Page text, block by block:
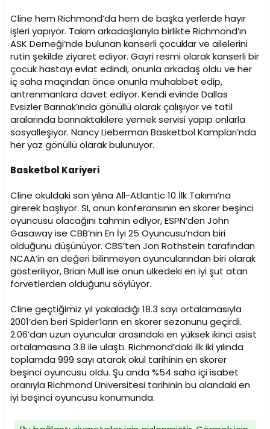
Cline hem Richmond’da hem de başka yerlerde hayır
işleri yapıyor. Takım arkadaşlarıyla birlikte Richmond’ın
ASK Derneği’nde bulunan kanserli çocuklar ve ailelerini
rutin şekilde ziyaret ediyor. Gayri resmi olarak kanserli bir
çocuk hastayı evlat edindi, onunla arkadaş oldu ve her
iç saha maçından önce onunla muhabbet edip,
antrenmanlara davet ediyor. Kendi evinde Dallas
Evsizler Barınak’ında gönüllü olarak çalışıyor ve tatil
aralarında barınaktakilere yemek servisi yapıp onlarla
sosyalleşiyor. Nancy Lieberman Basketbol Kampları’nda
her yaz gönüllü olarak bulunuyor.
Basketbol Kariyeri
Cline okuldaki son yılına All-Atlantic 10 İlk Takımı’na
girerek başlıyor. SI, onun konferansının en skorer beşinci
oyuncusu olacağını tahmin ediyor, ESPN’den John
Gasaway ise CBB’nin En İyi 25 Oyuncusu’ndan biri
olduğunu düşünüyor. CBS’ten Jon Rothstein tarafından
NCAA’in en değeri bilinmeyen oyuncularından biri olarak
gösteriliyor, Brian Mull ise onun ülkedeki en iyi şut atan
forvetlerden olduğunu söylüyor.
Cline geçtiğimiz yıl yakaladığı 18.3 sayı ortalamasıyla
2001’den beri Spider’ların en skorer sezonunu geçirdi.
2.06’dan uzun oyuncular arasındaki en yüksek ikinci asist
ortalamasına 3.8 ile ulaştı. Richmond’daki ilk iki yılında
toplamda 999 sayı atarak okul tarihinin en skorer
beşinci oyuncusu oldu. Şu anda %54 saha içi isabet
oranıyla Richmond Üniversitesi tarihinin bu alandaki en
iyi beşinci oyuncusu konumunda.